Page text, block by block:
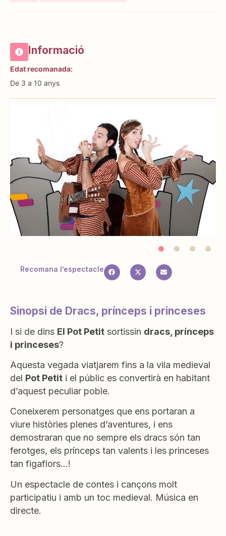
Informació
Edat recomanada:
De 3 a 10 anys
Recomana l’espectacle
Sinopsi de Dracs, prínceps i princeses
I si de dins El Pot Petit sortissin dracs, prínceps
i princeses?
Aquesta vegada viatjarem fins a la vila medieval
del Pot Petit i el públic es convertirà en habitant
d’aquest peculiar poble.
Coneixerem personatges que ens portaran a
viure històries plenes d’aventures, i ens
demostraran que no sempre els dracs són tan
ferotges, els prínceps tan valents i les princeses
tan figaflors…!
Un espectacle de contes i cançons molt
participatiu i amb un toc medieval. Música en
directe.